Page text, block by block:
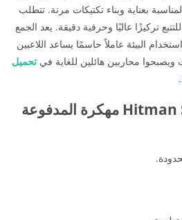
بعناية وبناء تكتيكات مرنة. تتطلب
تركيزًا عاليًا وحرفية دقيقة. يعد الجمع
البيئة عاملاً حاسمًا يساعد اللاعبين
محاربين هائلين للغاية في تحميل
.
مميزات لعبة Hitman Sniper مهكرة المدفوعة